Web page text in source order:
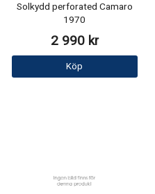
Solkydd perforated Camaro
1970
2 990 kr
Köp